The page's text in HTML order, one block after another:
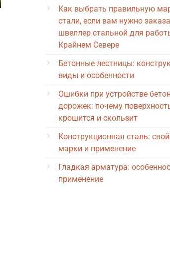
Как выбрать правильную
стали, если вам нужно
швеллер стальной для
Крайнем Севере
Бетонные лестницы:
виды и особенности
Ошибки при устройстве
дорожек: почему
крошится и скользит
Конструкционная сталь:
марки и применение
Гладкая арматура:
применение